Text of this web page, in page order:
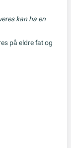
kan ha en
på eldre fat og